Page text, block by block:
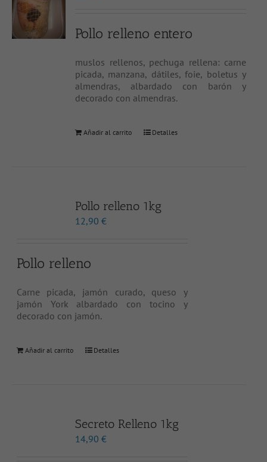
Pollo relleno entero
muslos rellenos, pechuga rellena: carne
picada, manzana, dátiles, foie, boletus y
almendras, albardado con barón y
decorado con almendras.
Añadir al carrito Detalles
Pollo relleno 1kg
12,90€
Pollo relleno
Carne picada, jamón curado, queso y
jamón York albardado con tocino y
decorado con jamón.
Añadir al carrito Detalles
Secreto Relleno 1kg
14,90€